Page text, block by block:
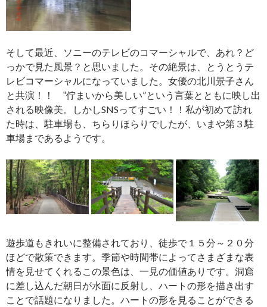
そして最近、ソニーのテレビのコマーシャルで、あれ？ど
っかで見た風景？と思いました。その絶景は、とうとうテ
レビコマーシャルになっていました。女優の北川景子さん
と共演！！ ‟佇まいから美しい”という言葉とともに映し出
される映像美。しかしSNSってすごい！！私が初めて訪れ
た時は、駐車場も、ちらりほらりでしたが、いまや第３駐
車場まであるようです。
遊歩道もきれいに整備されており、徒歩で１５分～２０分
ほどで散策できます。季節や時間帯によってさまざまな表
情を見せてくれるこの景色は、一見の価値ありです。洞窟
に差し込んだ朝日が水面に反射し、ハートの形を描き出す
ことで話題になりました。ハートの形を見ることができる